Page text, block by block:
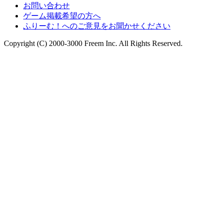
お問い合わせ
ゲーム掲載希望の方へ
ふりーむ！へのご意見をお聞かせください
Copyright (C) 2000-3000 Freem Inc. All Rights Reserved.